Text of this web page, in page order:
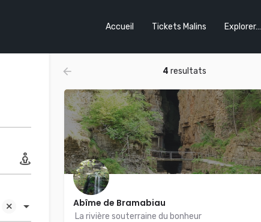
Accueil Tickets Malins Explorer…
4 resultats
Abîme de Bramabiau
La rivière souterraine du bonheur